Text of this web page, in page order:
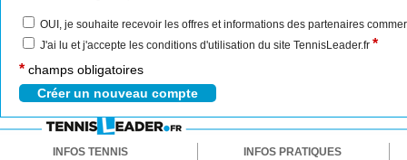
OUI, je souhaite recevoir les offres et informations des partenaires
J'ai lu et j'accepte les conditions d'utilisation du site TennisLeader.fr *
* champs obligatoires
INFOS TENNIS INFOS PRATIQUES